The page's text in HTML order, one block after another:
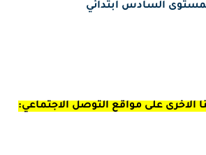
السادس ابتدائي
الاخرى على مواقع التوصل الاجتماعي: